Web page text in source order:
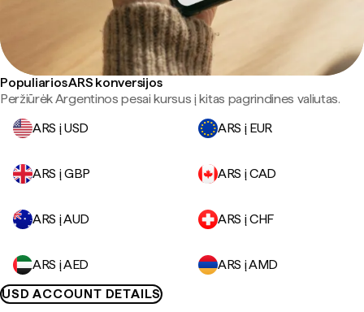
Populiarios ARS konversijos
Peržiūrėk Argentinos pesai kursus į kitas pagrindines valiutas.
ARS į USD
ARS į EUR
ARS į GBP ARS į CAD
ARS į AUD ARS į CHF
ARS į AED
ARS į AMD
USD ACCOUNT DETAILS